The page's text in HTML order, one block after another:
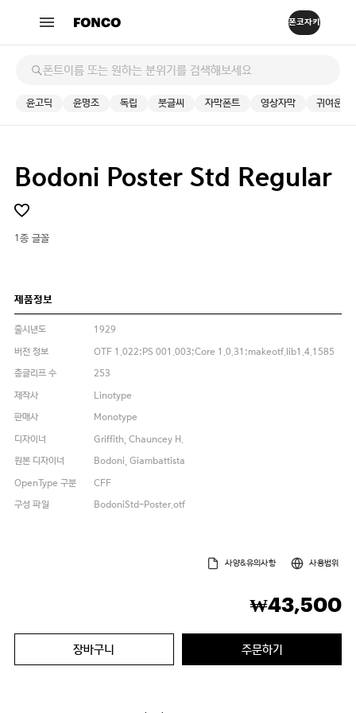
윤고딕 윤명조 독립 붓글씨 자막폰트 영상자막 귀여운
Bodoni Poster Std Regular
1종 글꼴
제품정보
출시년도
1929
버전 정보
OTF 1.022;PS 001.003;Core 1.0.31;makeotf.lib1.4.1585
총글리프 수
253
제작사
Linotype
판매사
Monotype
디자이너
Griffith, Chauncey H.
원본 디자이너
Bodoni, Giambattista
OpenType 구분
CFF
구성 파일
BodoniStd-Poster.otf
사양&유의사항 사용범위
₩43,500
장바구니 주문하기